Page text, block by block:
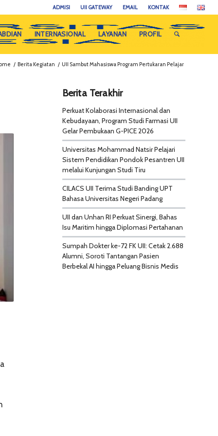
ADMISI UII GATEWAY EMAIL KONTAK
INTERNASIONAL LAYANAN PROFIL
/ Berita Kegiatan / UII Sambut Mahasiswa Program Pertukaran Pelajar
Berita Terakhir
Perkuat Kolaborasi Internasional dan
Kebudayaan, Program Studi Farmasi UII
Gelar Pembukaan G-PICE 2026
Universitas Mohammad Natsir Pelajari
Sistem Pendidikan Pondok Pesantren UII
melalui Kunjungan Studi Tiru
CILACS UII Terima Studi Banding UPT
Bahasa Universitas Negeri Padang
UII dan Unhan RI Perkuat Sinergi, Bahas
Isu Maritim hingga Diplomasi Pertahanan
Sumpah Dokter ke-72 FK UII: Cetak 2.688
Alumni, Soroti Tantangan Pasien
Berbekal AI hingga Peluang Bisnis Medis